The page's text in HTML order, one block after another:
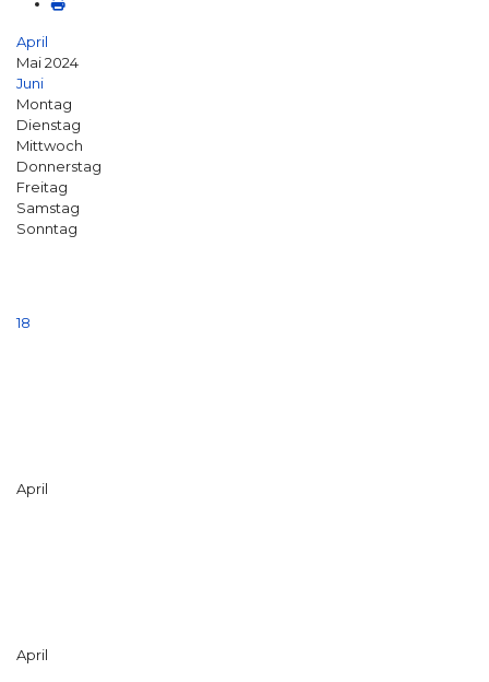
April
Mai 2024
Juni
Montag
Dienstag
Mittwoch
Donnerstag
Freitag
Samstag
Sonntag
18
April
April